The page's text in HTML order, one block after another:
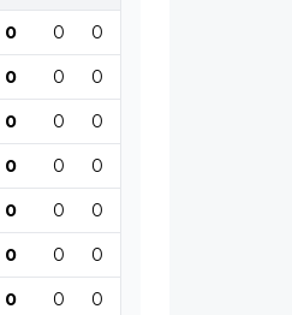
0 0 0
0 0 0
0 0 0
0 0 0
0 0 0
0 0 0
0 0 0